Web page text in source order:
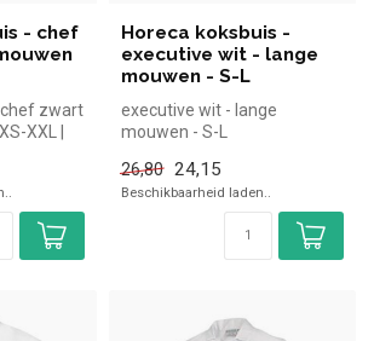
- chef
chef zwart
XXL |
Horeca koksbuis -
executive wit - lange
mouwen - S-L
executive wit - lange
mouwen - S-L
26,80 24,15
Beschikbaarheid laden..